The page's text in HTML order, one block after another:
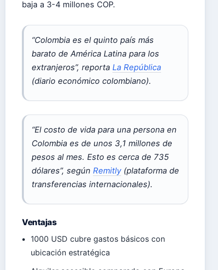
baja a 3-4 millones COP.
“Colombia es el quinto país más
barato de América Latina para los
extranjeros”, reporta La República
(diario económico colombiano).
“El costo de vida para una persona en
Colombia es de unos 3,1 millones de
pesos al mes. Esto es cerca de 735
dólares”, según Remitly(plataforma de
transferencias internacionales).
Ventajas
1000 USD cubre gastos básicos con
ubicación estratégica